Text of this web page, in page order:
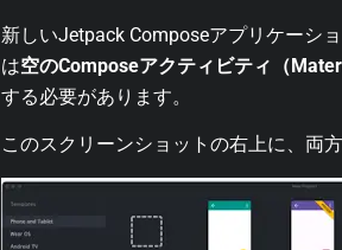
新しいJetpack Composeアプリケーシ
は空のComposeアクティビティ（
する必要があります。
このスクリーンショットの右上に、両